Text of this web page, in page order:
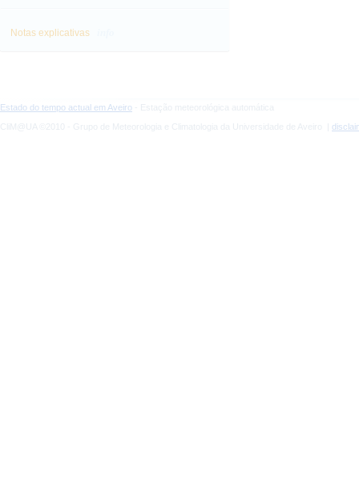
Notas explicativas
Estado do tempo actual em Aveiro - Estação meteorológica automática
CliM@UA ©2010 - Grupo de Meteorologia e Climatologia da Universidade de Aveiro |